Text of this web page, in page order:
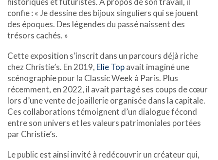
confie : « Je dessine des bijoux singuliers qui se jouent
des époques. Des légendes du passé naissent des
trésors cachés. »
Cette exposition s’inscrit dans un parcours déjà riche
chez Christie’s. En 2019, Elie Topavait imaginé une
scénographie pour la Classic Week à Paris. Plus
récemment, en 2022, il avait partagé ses coups de cœur
lors d’une vente de joaillerie organisée dans la capitale.
Ces collaborations témoignent d’un dialogue fécond
entre son univers et les valeurs patrimoniales portées
par Christie’s.
Le public est ainsi invité à redécouvrir un créateur qui,